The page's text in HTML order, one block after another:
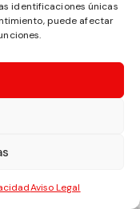
identificaciones únicas
puede afectar
Aviso Legal